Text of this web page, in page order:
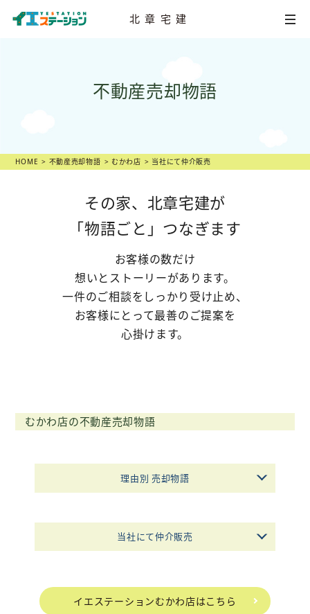
北章宅建
売却相談
スタッフ紹介
売却物語
スタッフブログ
不動産売却物語
HOME 不動産売却物語 むかわ店 当社にて仲介販売
その家、北章宅建が
「物語ごと」つなぎます
お客様の数だけ
想いとストーリーがあります。
一件のご相談をしっかり受け止め、
お客様にとって最善のご提案を
心掛けます。
むかわ店の不動産売却物語
理由別 売却物語
当社にて仲介販売
イエステーションむかわ店はこちら